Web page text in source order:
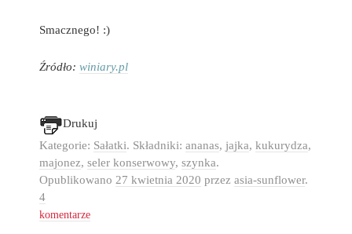
Smacznego! :)
Źródło: winiary.pl
Drukuj
Kategorie: Sałatki. Składniki: ananas, jajka, kukurydza,
majonez, seler konserwowy, szynka.
Opublikowano 27 kwietnia 2020 przez asia-sunflower.
4
komentarze